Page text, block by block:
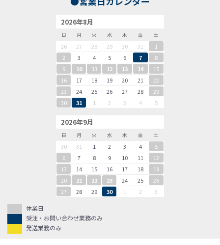
2026年8月
日 月 火 水 木 金 土
26 27 28 29 30 31
1
2
3 4 5 6 7
8
9
10 11 12 13 14
15
16
17 18 19 20 21
22
23
24 25 26 27 28
29
30
31 1 2 3 4 5
2026年9月
日 月 火 水 木 金 土
30 31 1 2 3 4
5
6
7 8 9 10 11
12
13
14 15 16 17 18
19
20
21 22 23 24 25
26
27
28 29 30 1 2 3
休業日
受注・お問い合わせ業務のみ
発送業務のみ